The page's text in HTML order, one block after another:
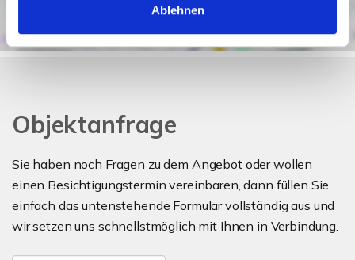
Ablehnen
Objektanfrage
Sie haben noch Fragen zu dem Angebot oder wollen
einen Besichtigungstermin vereinbaren, dann füllen Sie
einfach das untenstehende Formular vollständig aus und
wir setzen uns schnellstmöglich mit Ihnen in Verbindung.